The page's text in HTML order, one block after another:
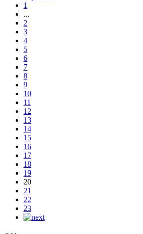
1
...
2
3
4
5
6
7
8
9
10
11
12
13
14
15
16
17
18
19
20
21
22
23